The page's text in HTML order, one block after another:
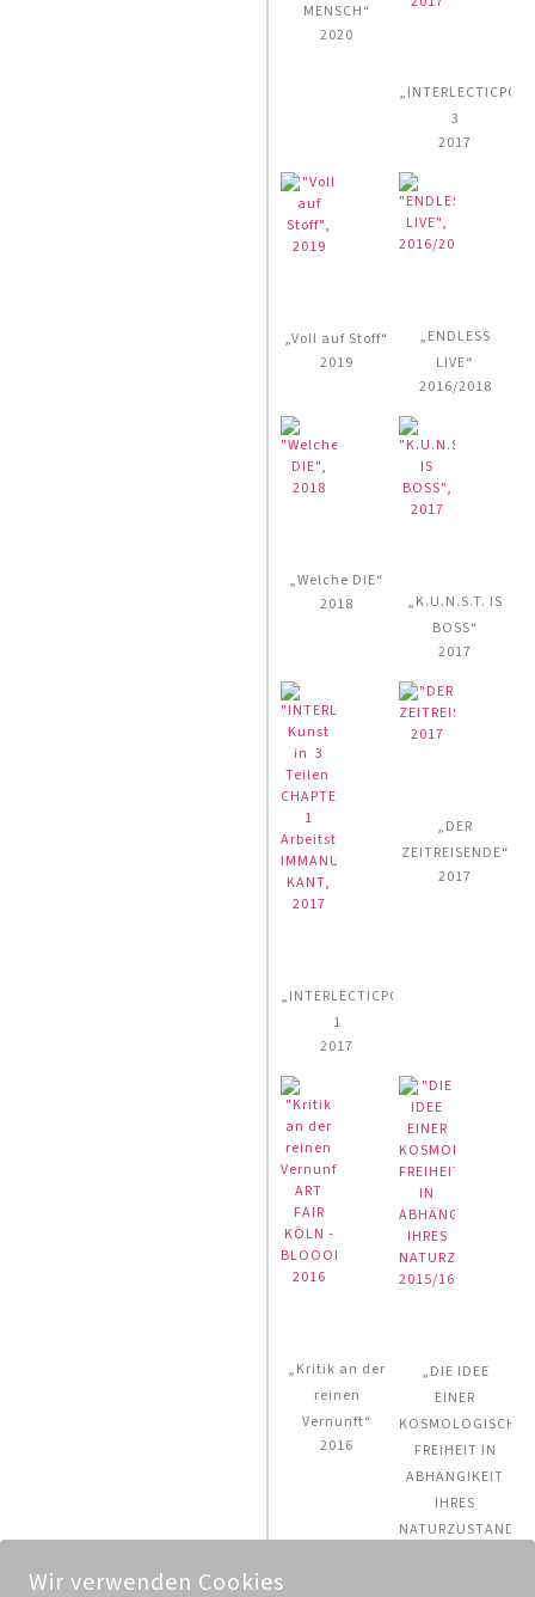
MENSCH“
2020
3
2017
„Voll auf Stoff“
2019
„ENDLESS
LIVE“
2016/2018
„Welche DIE“
2018
„K.U.N.S.T. IS
BOSS“
2017
„INTERLECTICPOPSTARS“
1
2017
„DER
ZEITREISENDE“
2017
„Kritik an der
reinen
Vernunft“
2016
„DIE IDEE
EINER
FREIHEIT IN
ABHÄNGIKEIT
IHRES
Wir verwenden Cookies